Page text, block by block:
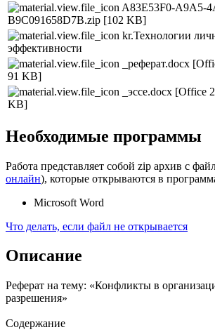
A83E53F0-A9A5-
B9C091658D7B.zip [102 KB]
kr.Технологии
эффективности
_реферат.docx
91 KB]
_эссе.docx [Office
KB]
Необходимые программы
Работа представляет собой zip архив с
онлайн), которые открываются в
Microsoft Word
Что делать, если файл не открывается
Описание
Реферат на тему: «Конфликты в
разрешения»
Содержание